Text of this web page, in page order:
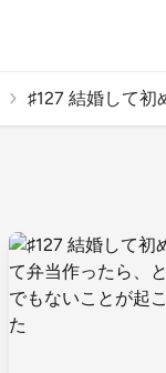
♯127 結婚して初